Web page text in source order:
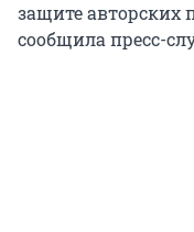
защите авторских
сообщила пресс-